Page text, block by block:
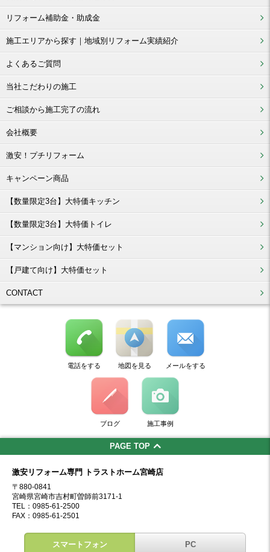
リフォーム補助金・助成金
施工エリアから探す｜地域別リフォーム実績紹介
よくあるご質問
当社こだわりの施工
ご相談から施工完了の流れ
会社概要
激安！プチリフォーム
キャンペーン商品
【数量限定3台】大特価キッチン
【数量限定3台】大特価トイレ
【マンション向け】大特価セット
【戸建て向け】大特価セット
CONTACT
電話をする 地図を見る メールをする
ブログ 施工事例
PAGE TOP
激安リフォーム専門 トラストホーム宮崎店
〒880-0841
宮崎県宮崎市吉村町曽師前3171-1
TEL：0985-61-2500
FAX：0985-61-2501
スマートフォン PC